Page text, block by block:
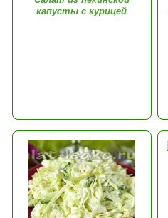
капусты с курицей